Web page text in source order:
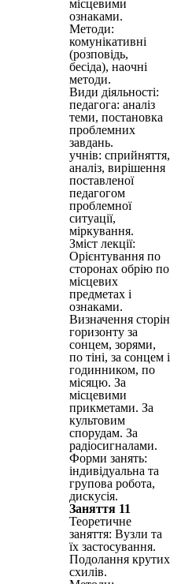
місцевими
ознаками.
Методи:
комунікативні
(розповідь,
бесіда), наочні
методи.
Види діяльності:
педагога: аналіз
теми, постановка
проблемних
завдань.
учнів: сприйняття,
аналіз, вирішення
поставленої
педагогом
проблемної
ситуації,
міркування.
Зміст лекції:
Орієнтування по
сторонах обрію по
місцевих
предметах і
ознаками.
Визначення сторін
горизонту за
сонцем, зорями,
по тіні, за сонцем і
годинником, по
місяцю. За
місцевими
прикметами. За
культовим
спорудам. За
радіосигналами.
Форми занять:
індивідуальна та
групова робота,
дискусія.
Заняття 11
Теоретичне
заняття: Вузли та
їх застосування.
Подолання крутих
схилів.